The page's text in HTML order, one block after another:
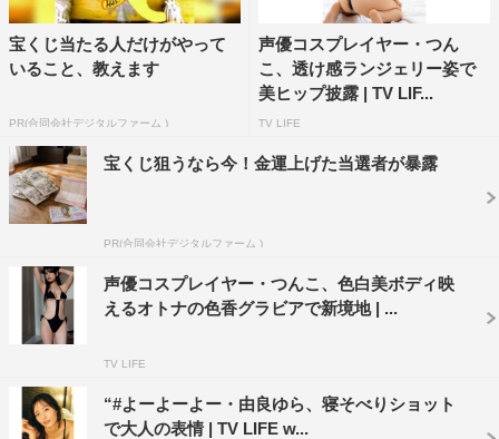
宝くじ当たる人だけがやって
いること、教えます
PR(合同会社デジタルファーム )
声優コスプレイヤー・つん
こ、透け感ランジェリー姿で
美ヒップ披露 | TV LIF...
TV LIFE
宝くじ狙うなら今！金運上げた当選者が暴露
PR(合同会社デジタルファーム )
声優コスプレイヤー・つんこ、色白美ボディ映
えるオトナの色香グラビアで新境地 | ...
TV LIFE
“#よーよーよー・由良ゆら、寝そべりショット
で大人の表情 | TV LIFE w...